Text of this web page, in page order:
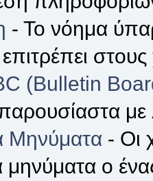
- Το νόημα
(Bulletin
Μηνύματα - Οι
ο